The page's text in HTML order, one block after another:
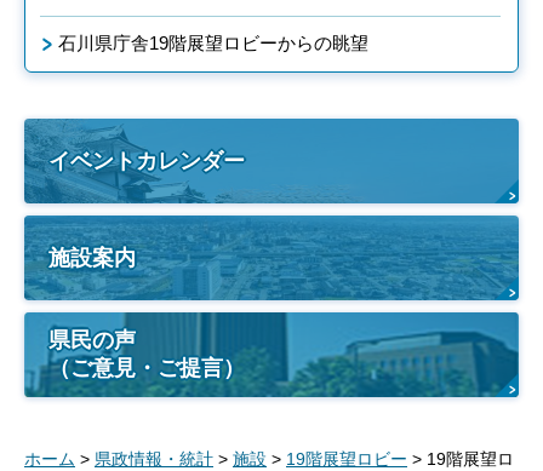
石川県庁舎19階展望ロビーからの眺望
イベントカレンダー
施設案内
県民の声
（ご意見・ご提言）
ホーム > 県政情報・統計 > 施設 > 19階展望ロビー > 19階展望ロ